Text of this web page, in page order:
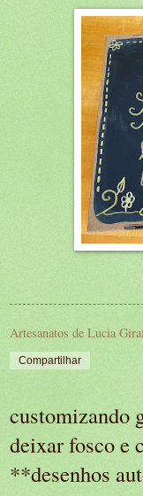
Artesanatos de Lucia
Compartilhar
customizando
deixar fosco e
**desenhos